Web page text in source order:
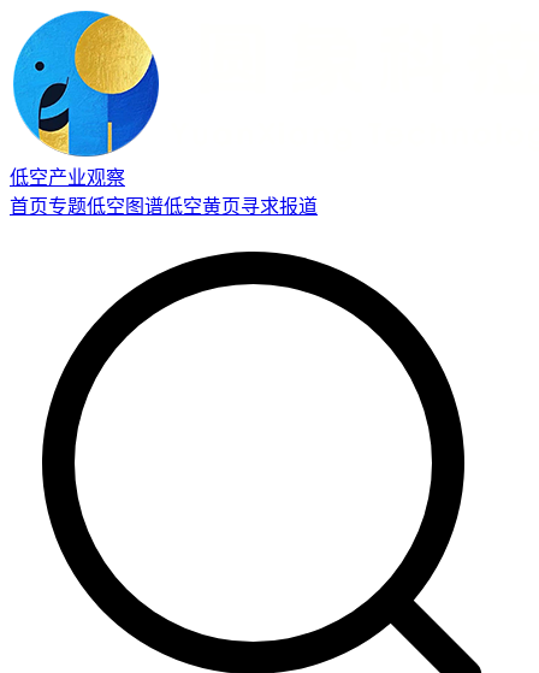
低空产业观察
首页专题低空图谱低空黄页寻求报道